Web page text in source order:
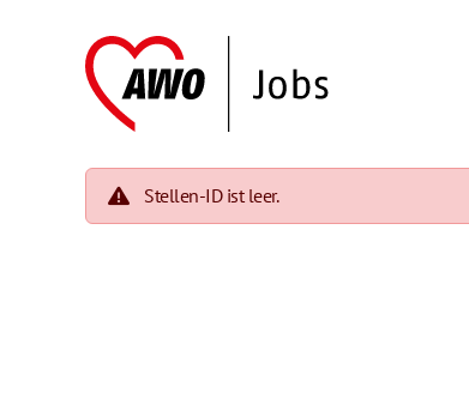
Stellen-ID ist leer.